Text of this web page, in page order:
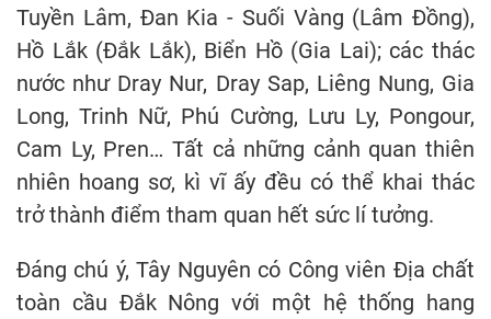
Tuyền Lâm, Đan Kia - Suối Vàng (Lâm Đồng),
Hồ Lắk (Đắk Lắk), Biển Hồ (Gia Lai); các thác
nước như Dray Nur, Dray Sap, Liêng Nung, Gia
Long, Trinh Nữ, Phú Cường, Lưu Ly, Pongour,
Cam Ly, Pren… Tất cả những cảnh quan thiên
nhiên hoang sơ, kì vĩ ấy đều có thể khai thác
trở thành điểm tham quan hết sức lí tưởng.
Đáng chú ý, Tây Nguyên có Công viên Địa chất
toàn cầu Đắk Nông với một hệ thống hang